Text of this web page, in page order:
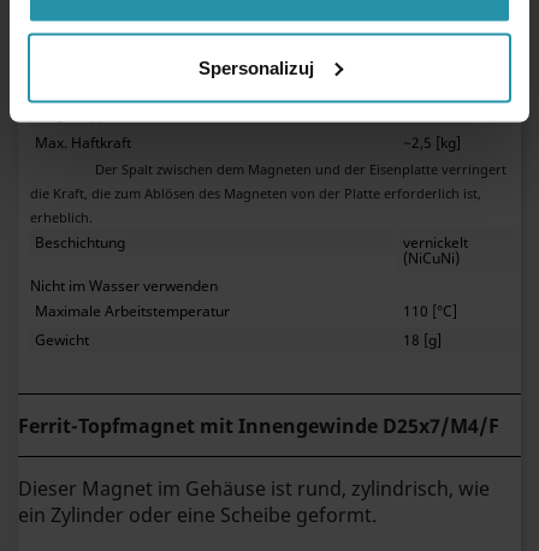
Spersonalizuj
Aussendurchmesser
25 [mm]
Max. Haftkraft
~2,5 [kg]
Der Spalt zwischen dem Magneten und der Eisenplatte verringert
die Kraft, die zum Ablösen des Magneten von der Platte erforderlich ist,
erheblich.
Beschichtung vernickelt
(NiCuNi)
Nicht im Wasser verwenden
Maximale Arbeitstemperatur
110 [°C]
Gewicht
18 [g]
Ferrit-Topfmagnet mit Innengewinde D25x7/M4/F
Dieser Magnet im Gehäuse ist rund, zylindrisch, wie
ein Zylinder oder eine Scheibe geformt.